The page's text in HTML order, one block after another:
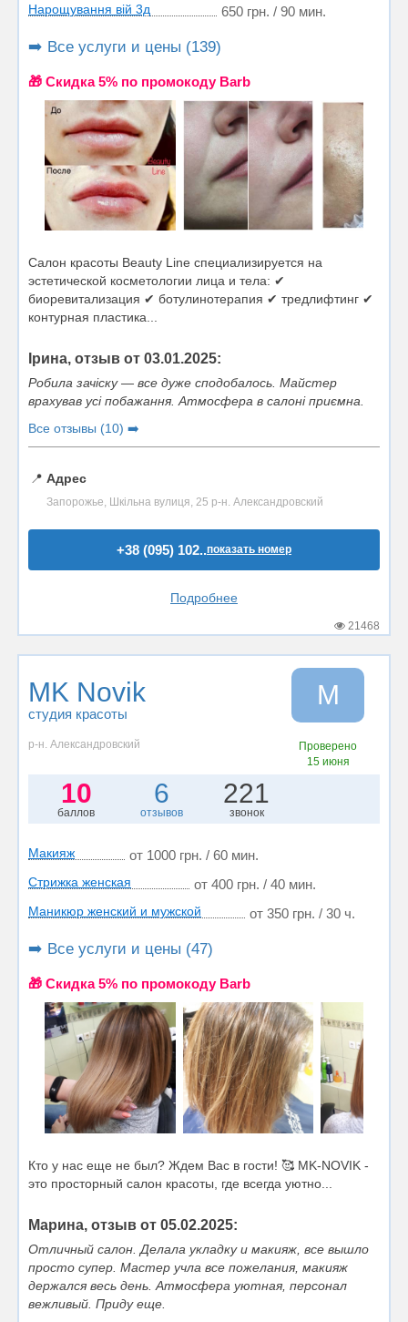
Нарощування вій 3д 650 грн. / 90 мин.
➡️ Все услуги и цены (139)
🎁 Cкидка 5% по промокоду Barb
Салон красоты Beauty Line специализируется на
эстетической косметологии лица и тела: ✔
биоревитализация ✔ ботулинотерапия ✔ тредлифтинг ✔
контурная пластика...
Ірина, отзыв от 03.01.2025:
Робила зачіску — все дуже сподобалось. Майстер
врахував усі побажання. Атмосфера в салоні приємна.
Все отзывы (10) ➡️
📍 Адрес
Запорожье, Шкільна вулиця, 25 р-н. Александровский
+38 (095) 102..показать номер
Подробнее
21468
MK Novik
студия красоты
M
р-н. Александровский
Проверено
15 июня
10
баллов
6
отзывов
221
звонок
Макияж от 1000 грн. / 60 мин.
Стрижка женская от 400 грн. / 40 мин.
Маникюр женский и мужской от 350 грн. / 30 ч.
➡️ Все услуги и цены (47)
🎁 Cкидка 5% по промокоду Barb
Кто у нас еще не был? Ждем Вас в гости! 🥰 MK-NOVIK -
это просторный салон красоты, где всегда уютно...
Марина, отзыв от 05.02.2025:
Отличный салон. Делала укладку и макияж, все вышло
просто супер. Мастер учла все пожелания, макияж
держался весь день. Атмосфера уютная, персонал
вежливый. Приду еще.